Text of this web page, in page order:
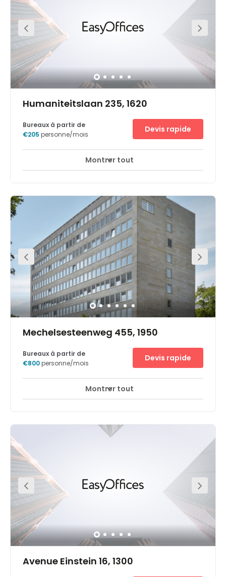
also offers a range of eateries, making it ideal for you to
entertain your clients and guests. The area allows you
and your business to be placed in a great location for
business.
Humaniteitslaan 235, 1620
Bureaux à partir de
€205 personne/mois
Devis rapide
Montrer tout
Mechelsesteenweg 455, 1950
Accès 24 heures sur 24 Espaces de détente
arms at Kraainem. Many can access this from the
crossroads that drive you to the center of Brussels,
available close by. A great green environment is right
outside the doorstep for lunch breaks or after work
exploring. The access to the Ring and the tram line n° 44
connect you directly to the centre of Brussels and the
Airport in less than 20 minutes.
Bureaux à partir de
€800personne/mois
Devis rapide
Montrer tout
Avenue Einstein 16, 1300